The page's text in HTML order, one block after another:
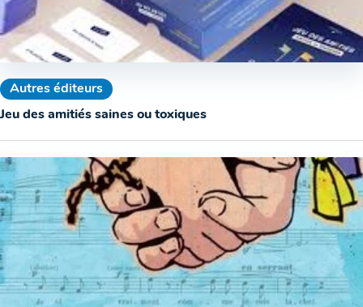
Autres éditeurs
Jeu des amitiés saines ou toxiques